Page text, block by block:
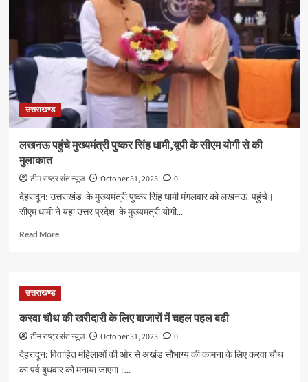
दिलाई
उत्तराखण्ड
लखनऊ पहुंचे मुख्यमंत्री पुष्कर सिंह धामी,यूपी के सीएम योगी से की
मुलाकात
टीम राष्ट्र संत न्यूज October 31, 2023
0
देहरादून: उत्तराखंड के मुख्यमंत्री पुष्कर सिंह धामी मंगलवार को लखनऊ पहुंचे।
सीएम धामी ने यहां उत्तर प्रदेश के मुख्यमंत्री योगी...
Read MoreRead
पहुंचे
पुष्कर
सिंह
धामी,यूपी
के
सीएम
योगी
उत्तराखण्ड
करवा चौथ की खरीदारी के लिए बाजारों में चहल पहल बढी
टीम राष्ट्र संत न्यूज October 31, 2023
0
देहरादून: विवाहित महिलाओं की ओर से अखंड सौभाग्य की कामना के लिए करवा चौथ
का पर्व बुधवार को मनाया जाएगा।...